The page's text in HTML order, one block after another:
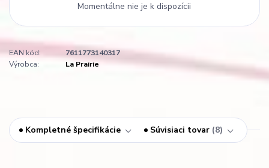
Momentálne nie je k dispozícii
EAN kód:
7611773140317
Výrobca:
La Prairie
Kompletné špecifikácie Súvisiaci tovar 8